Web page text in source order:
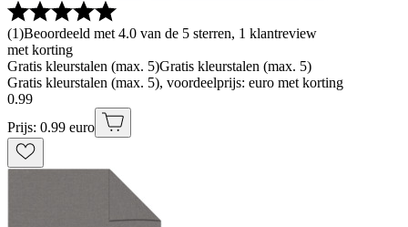
(1)Beoordeeld met 4.0 van de 5 sterren, 1 klantreview
met korting
Gratis kleurstalen (max. 5)Gratis kleurstalen (max. 5)
Gratis kleurstalen (max. 5), voordeelprijs: euro met korting
0.99
Prijs: 0.99 euro